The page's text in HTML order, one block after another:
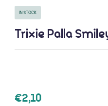
IN STOCK
Trixie Palla
€2,10